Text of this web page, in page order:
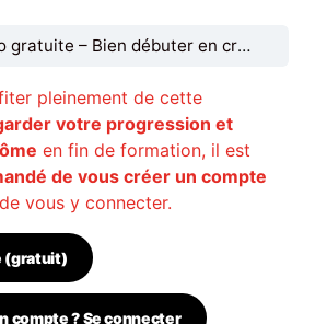
Formation Crypto gratuite – Bien débuter en crypto monnaies
pleinement de cette
votre progression et
en fin de formation, il est
de vous créer un compte
vous y connecter.
(gratuit)
compte ? Se connecter